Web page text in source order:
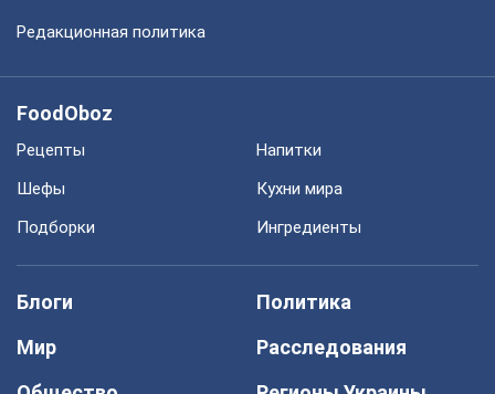
Редакционная политика
FoodOboz
Рецепты
Напитки
Шефы
Кухни мира
Подборки
Ингредиенты
Блоги
Политика
Мир
Расследования